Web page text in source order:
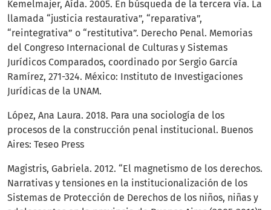
Kemelmajer, Aída. 2005. En búsqueda de la tercera vía. La
llamada “justicia restaurativa”, “reparativa”,
“reintegrativa” o “restitutiva”. Derecho Penal. Memorias
del Congreso Internacional de Culturas y Sistemas
Jurídicos Comparados, coordinado por Sergio García
Ramírez, 271-324. México: Instituto de Investigaciones
Jurídicas de la UNAM.
López, Ana Laura. 2018. Para una sociología de los
procesos de la construcción penal institucional. Buenos
Aires: Teseo Press
Magistris, Gabriela. 2012. “El magnetismo de los derechos.
Narrativas y tensiones en la institucionalización de los
Sistemas de Protección de Derechos de los niños, niñas y